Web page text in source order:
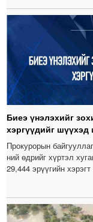
Биеэ үнэлэхийг
хэргүүдийг
Прокурорын
ний өдрийг хүртэл
29,444 эрүүгийн